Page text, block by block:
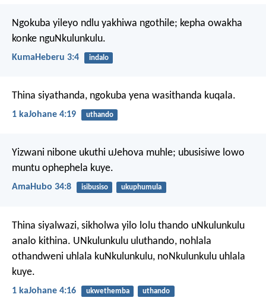
Ngokuba yileyo ndlu yakhiwa ngothile; kepha owakha
konke nguNkulunkulu.
KumaHeberu 3:4 indalo
Thina siyathanda, ngokuba yena wasithanda kuqala.
1 kaJohane 4:19 uthando
Yizwani nibone ukuthi uJehova muhle; ubusisiwe lowo
muntu ophephela kuye.
AmaHubo 34:8 isibusiso ukuphumula
Thina siyalwazi, sikholwa yilo lolu thando uNkulunkulu
analo kithina. UNkulunkulu uluthando, nohlala
othandweni uhlala kuNkulunkulu, noNkulunkulu uhlala
kuye.
1 kaJohane 4:16 ukwethemba uthando